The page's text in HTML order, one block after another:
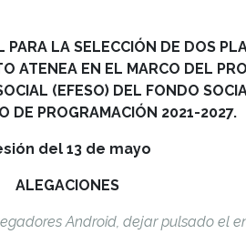
LA SELECCIÓN DE DOS
ATENEA EN EL MARCO DEL
(EFESO) DEL FONDO
DE PROGRAMACIÓN 2021-2027.
del 13 de mayo
ALEGACIONES
Android, dejar pulsado el